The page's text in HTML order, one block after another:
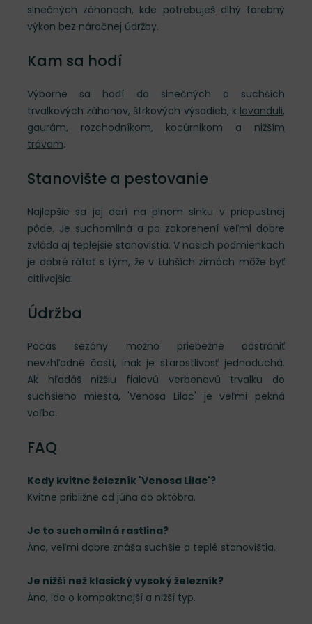
slnečných záhonoch, kde potrebuješ dlhý farebný
výkon bez náročnej údržby.
Kam sa hodí
Výborne sa hodí do slnečných a suchších
trvalkových záhonov, štrkových výsadieb, k levanduli,
gaurám, rozchodníkom, kocúrnikom a nižším
trávam.
Stanovište a pestovanie
Najlepšie sa jej darí na plnom slnku v priepustnej
pôde. Je suchomilná a po zakorenení veľmi dobre
zvláda aj teplejšie stanovištia. V našich podmienkach
je dobré rátať s tým, že v tuhších zimách môže byť
citlivejšia.
Údržba
Počas sezóny možno priebežne odstrániť
nevzhľadné časti, inak je starostlivosť jednoduchá.
Ak hľadáš nižšiu fialovú verbenovú trvalku do
suchšieho miesta, 'Venosa Lilac' je veľmi pekná
voľba.
FAQ
Kedy kvitne železník 'Venosa Lilac'?
Kvitne približne od júna do októbra.
Je to suchomilná rastlina?
Áno, veľmi dobre znáša suchšie a teplé stanovištia.
Je nižší než klasický vysoký železník?
Áno, ide o kompaktnejší a nižší typ.